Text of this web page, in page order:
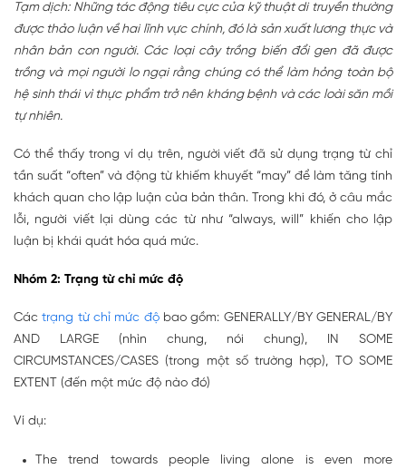
Tạm dịch: Những tác động tiêu cực của kỹ thuật di truyền thường
được thảo luận về hai lĩnh vực chính, đó là sản xuất lương thực và
nhân bản con người. Các loại cây trồng biến đổi gen đã được
trồng và mọi người lo ngại rằng chúng có thể làm hỏng toàn bộ
hệ sinh thái vì thực phẩm trở nên kháng bệnh và các loài săn mồi
tự nhiên.
Có thể thấy trong ví dụ trên, người viết đã sử dụng trạng từ chỉ
tần suất “often” và động từ khiếm khuyết “may” để làm tăng tính
khách quan cho lập luận của bản thân. Trong khi đó, ở câu mắc
lỗi, người viết lại dùng các từ như “always, will” khiến cho lập
luận bị khái quát hóa quá mức.
Nhóm 2: Trạng từ chỉ mức độ
Cáctrạng từ chỉ mức độbao gồm: GENERALLY/BY GENERAL/BY
AND LARGE (nhìn chung, nói chung), IN SOME
CIRCUMSTANCES/CASES (trong một số trường hợp), TO SOME
EXTENT (đến một mức độ nào đó)
Ví dụ:
The trend towards people living alone is even more